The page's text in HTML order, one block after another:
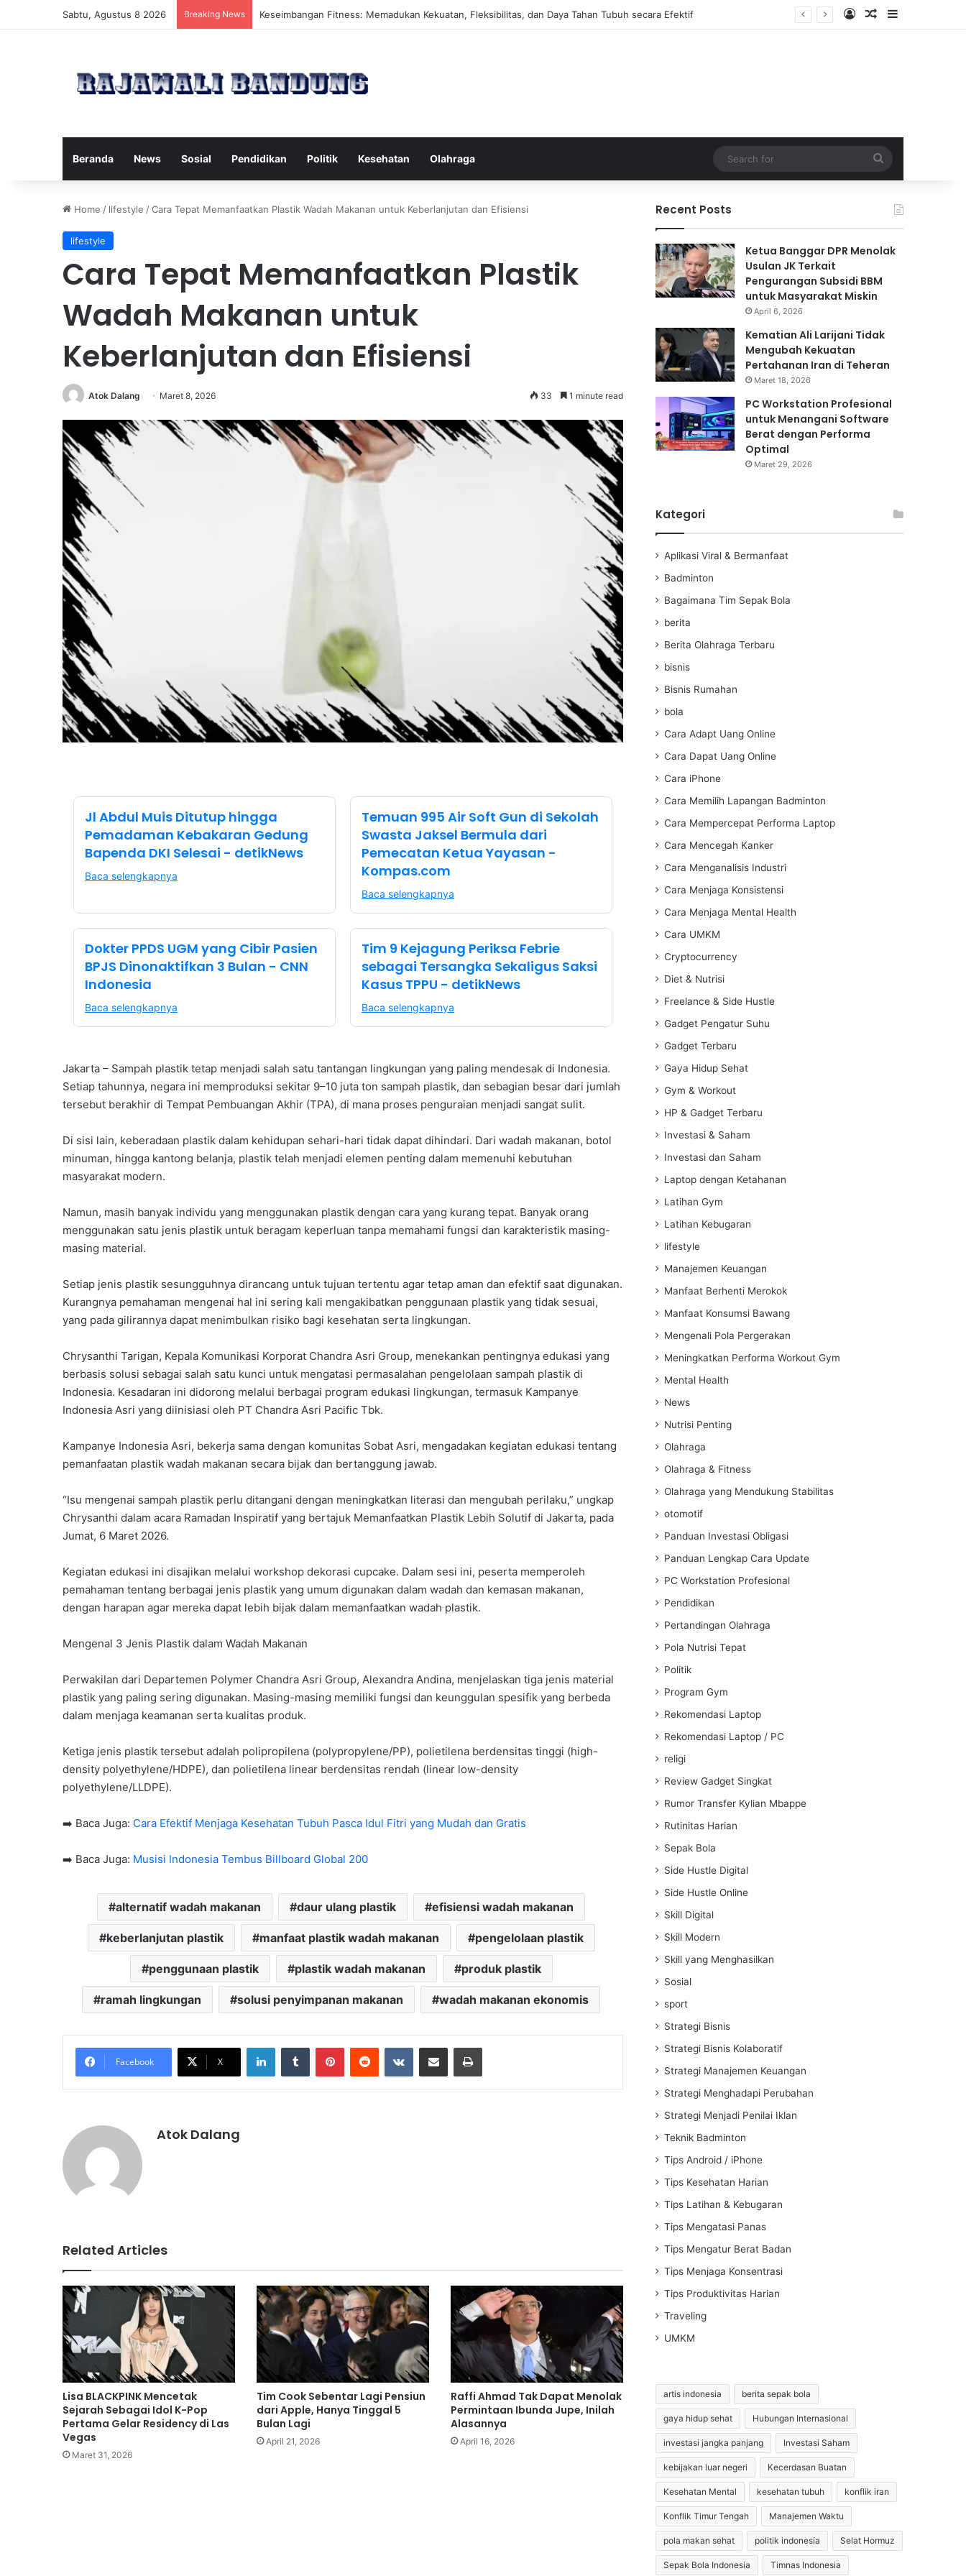
Sabtu, Agustus 8 2026 Breaking News Manfaat Pilates Reformer untuk Meningkatkan Kekuatan Otot Inti Secara Efektif Log InRandom Article
Sidebar
Beranda News Sosial Pendidikan Politik Kesehatan Olahraga
for
Home / lifestyle /Cara Tepat Memanfaatkan Plastik Wadah Makanan untuk Keberlanjutan dan Efisiensi
lifestyle
Cara Tepat Memanfaatkan Plastik
Wadah Makanan untuk
Keberlanjutan dan Efisiensi
Atok Dalang Maret 8, 2026 33 1 minute read
Jl Abdul Muis Ditutup hingga
Pemadaman Kebakaran Gedung
Bapenda DKI Selesai - detikNews
Baca selengkapnya
Temuan 995 Air Soft Gun di Sekolah
Swasta Jaksel Bermula dari
Pemecatan Ketua Yayasan -
Kompas.com
Baca selengkapnya
Dokter PPDS UGM yang Cibir Pasien
BPJS Dinonaktifkan 3 Bulan - CNN
Indonesia
Baca selengkapnya
Tim 9 Kejagung Periksa Febrie
sebagai Tersangka Sekaligus Saksi
Kasus TPPU - detikNews
Baca selengkapnya
Jakarta – Sampah plastik tetap menjadi salah satu tantangan lingkungan yang paling mendesak di Indonesia.
Setiap tahunnya, negara ini memproduksi sekitar 9–10 juta ton sampah plastik, dan sebagian besar dari jumlah
tersebut berakhir di Tempat Pembuangan Akhir (TPA), di mana proses penguraian menjadi sangat sulit.
Di sisi lain, keberadaan plastik dalam kehidupan sehari-hari tidak dapat dihindari. Dari wadah makanan, botol
minuman, hingga kantong belanja, plastik telah menjadi elemen penting dalam memenuhi kebutuhan
masyarakat modern.
Namun, masih banyak individu yang menggunakan plastik dengan cara yang kurang tepat. Banyak orang
menggunakan satu jenis plastik untuk beragam keperluan tanpa memahami fungsi dan karakteristik masing-
masing material.
Setiap jenis plastik sesungguhnya dirancang untuk tujuan tertentu agar tetap aman dan efektif saat digunakan.
Kurangnya pemahaman mengenai hal ini sering kali mengakibatkan penggunaan plastik yang tidak sesuai,
yang pada gilirannya dapat menimbulkan risiko bagi kesehatan serta lingkungan.
Chrysanthi Tarigan, Kepala Komunikasi Korporat Chandra Asri Group, menekankan pentingnya edukasi yang
berbasis solusi sebagai salah satu kunci untuk mengatasi permasalahan pengelolaan sampah plastik di
Indonesia. Kesadaran ini didorong melalui berbagai program edukasi lingkungan, termasuk Kampanye
Indonesia Asri yang diinisiasi oleh PT Chandra Asri Pacific Tbk.
Kampanye Indonesia Asri, bekerja sama dengan komunitas Sobat Asri, mengadakan kegiatan edukasi tentang
pemanfaatan plastik wadah makanan secara bijak dan bertanggung jawab.
“Isu mengenai sampah plastik perlu ditangani dengan meningkatkan literasi dan mengubah perilaku,” ungkap
Chrysanthi dalam acara Ramadan Inspiratif yang bertajuk Memanfaatkan Plastik Lebih Solutif di Jakarta, pada
Jumat, 6 Maret 2026.
Kegiatan edukasi ini disajikan melalui workshop dekorasi cupcake. Dalam sesi ini, peserta memperoleh
pemahaman tentang berbagai jenis plastik yang umum digunakan dalam wadah dan kemasan makanan,
dengan harapan agar mereka dapat lebih bijak dalam memanfaatkan wadah plastik.
Mengenal 3 Jenis Plastik dalam Wadah Makanan
Perwakilan dari Departemen Polymer Chandra Asri Group, Alexandra Andina, menjelaskan tiga jenis material
plastik yang paling sering digunakan. Masing-masing memiliki fungsi dan keunggulan spesifik yang berbeda
dalam menjaga keamanan serta kualitas produk.
Ketiga jenis plastik tersebut adalah polipropilena (polypropylene/PP), polietilena berdensitas tinggi (high-
density polyethylene/HDPE), dan polietilena linear berdensitas rendah (linear low-density
polyethylene/LLDPE).
➡️ Baca Juga: Cara Efektif Menjaga Kesehatan Tubuh Pasca Idul Fitri yang Mudah dan Gratis
➡️ Baca Juga: Musisi Indonesia Tembus Billboard Global 200
alternatif wadah makanan daur ulang plastik efisiensi wadah makanan
keberlanjutan plastik manfaat plastik wadah makanan pengelolaan plastik
penggunaan plastik plastik wadah makanan produk plastik
ramah lingkungan solusi penyimpanan makanan wadah makanan ekonomis
Facebook X
LinkedInTumblr PinterestReddit VKontakteShare via Email Print
Atok Dalang
Related Articles
Lisa BLACKPINK Mencetak
Sejarah Sebagai Idol K-Pop
Pertama Gelar Residency di Las
Vegas
Maret 31, 2026
Tim Cook Sebentar Lagi Pensiun
dari Apple, Hanya Tinggal 5
Bulan Lagi
April 21, 2026
Raffi Ahmad Tak Dapat Menolak
Permintaan Ibunda Jupe, Inilah
Alasannya
April 16, 2026
Recent Posts
Ketua Banggar DPR Menolak
Usulan JK Terkait
Pengurangan Subsidi BBM
untuk Masyarakat Miskin
April 6, 2026
Kematian Ali Larijani Tidak
Mengubah Kekuatan
Pertahanan Iran di Teheran
Maret 18, 2026
PC Workstation Profesional
untuk Menangani Software
Berat dengan Performa
Optimal
Maret 29, 2026
Kategori
Aplikasi Viral & Bermanfaat
Badminton
Bagaimana Tim Sepak Bola
berita
Berita Olahraga Terbaru
bisnis
Bisnis Rumahan
bola
Cara Adapt Uang Online
Cara Dapat Uang Online
Cara iPhone
Cara Memilih Lapangan Badminton
Cara Mempercepat Performa Laptop
Cara Mencegah Kanker
Cara Menganalisis Industri
Cara Menjaga Konsistensi
Cara Menjaga Mental Health
Cara UMKM
Cryptocurrency
Diet & Nutrisi
Freelance & Side Hustle
Gadget Pengatur Suhu
Gadget Terbaru
Gaya Hidup Sehat
Gym & Workout
HP & Gadget Terbaru
Investasi & Saham
Investasi dan Saham
Laptop dengan Ketahanan
Latihan Gym
Latihan Kebugaran
lifestyle
Manajemen Keuangan
Manfaat Berhenti Merokok
Manfaat Konsumsi Bawang
Mengenali Pola Pergerakan
Meningkatkan Performa Workout Gym
Mental Health
News
Nutrisi Penting
Olahraga
Olahraga & Fitness
Olahraga yang Mendukung Stabilitas
otomotif
Panduan Investasi Obligasi
Panduan Lengkap Cara Update
PC Workstation Profesional
Pendidikan
Pertandingan Olahraga
Pola Nutrisi Tepat
Politik
Program Gym
Rekomendasi Laptop
Rekomendasi Laptop / PC
religi
Review Gadget Singkat
Rumor Transfer Kylian Mbappe
Rutinitas Harian
Sepak Bola
Side Hustle Digital
Side Hustle Online
Skill Digital
Skill Modern
Skill yang Menghasilkan
Sosial
sport
Strategi Bisnis
Strategi Bisnis Kolaboratif
Strategi Manajemen Keuangan
Strategi Menghadapi Perubahan
Strategi Menjadi Penilai Iklan
Teknik Badminton
Tips Android / iPhone
Tips Kesehatan Harian
Tips Latihan & Kebugaran
Tips Mengatasi Panas
Tips Mengatur Berat Badan
Tips Menjaga Konsentrasi
Tips Produktivitas Harian
Traveling
UMKM
artis indonesia berita sepak bola
gaya hidup sehat Hubungan Internasional
investasi jangka panjang Investasi Saham
kebijakan luar negeri Kecerdasan Buatan
Kesehatan Mental kesehatan tubuh konflik iran
Konflik Timur Tengah Manajemen Waktu
pola makan sehat politik indonesia Selat Hormuz
Sepak Bola Indonesia Timnas Indonesia